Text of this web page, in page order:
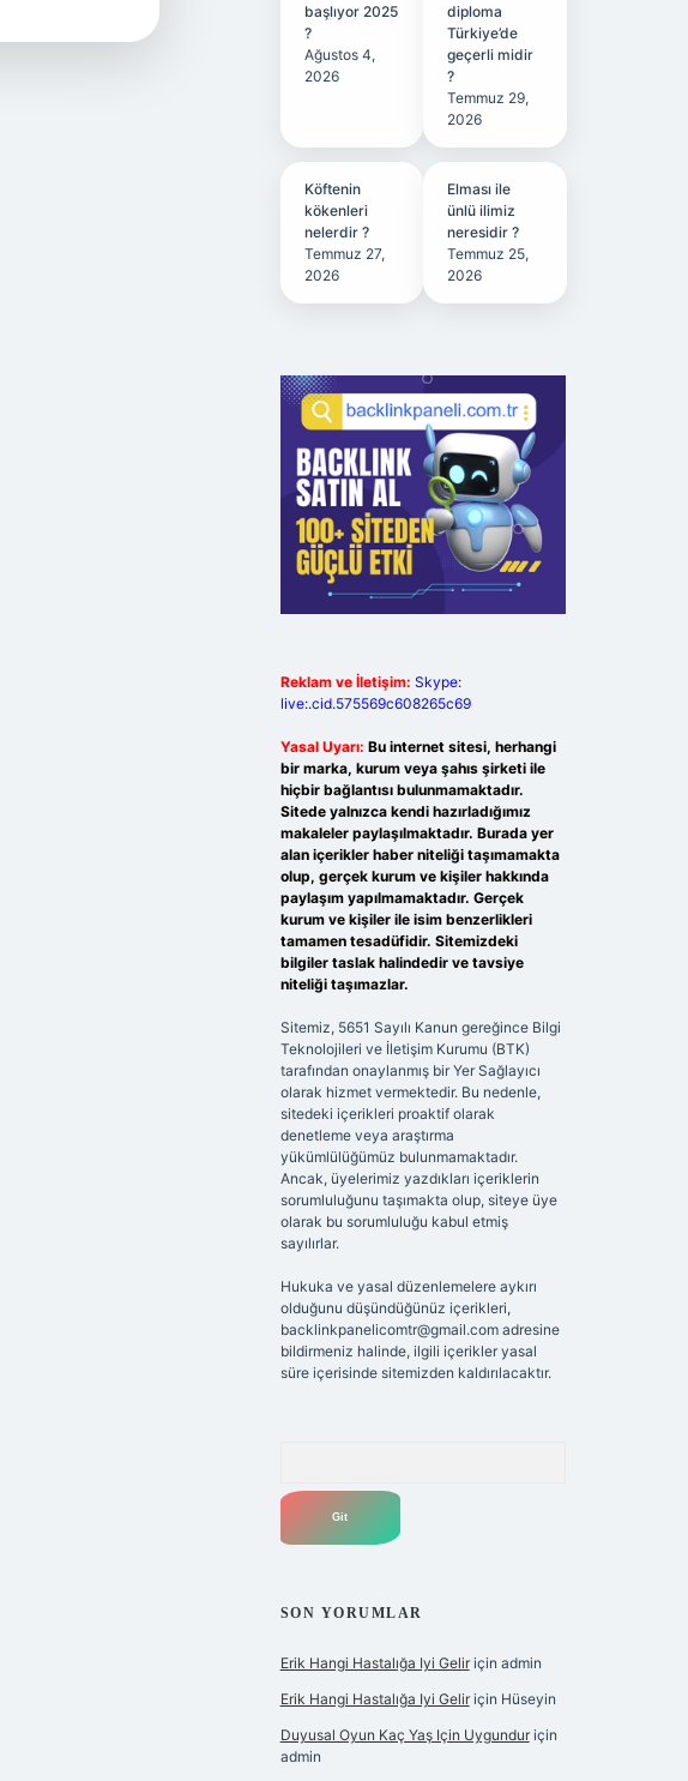
başlıyor 2025
?
Ağustos 4,
2026
diploma
Türkiye’de
geçerli midir
?
Temmuz 29,
2026
Köftenin
kökenleri
nelerdir ?
Temmuz 27,
2026
Elması ile
ünlü ilimiz
neresidir ?
Temmuz 25,
2026
Reklam ve İletişim: Skype:
live:.cid.575569c608265c69
Yasal Uyarı: Bu internet sitesi, herhangi
bir marka, kurum veya şahıs şirketi ile
hiçbir bağlantısı bulunmamaktadır.
Sitede yalnızca kendi hazırladığımız
makaleler paylaşılmaktadır. Burada yer
alan içerikler haber niteliği taşımamakta
olup, gerçek kurum ve kişiler hakkında
paylaşım yapılmamaktadır. Gerçek
kurum ve kişiler ile isim benzerlikleri
tamamen tesadüfidir. Sitemizdeki
bilgiler taslak halindedir ve tavsiye
niteliği taşımazlar.
Sitemiz, 5651 Sayılı Kanun gereğince Bilgi
Teknolojileri ve İletişim Kurumu (BTK)
tarafından onaylanmış bir Yer Sağlayıcı
olarak hizmet vermektedir. Bu nedenle,
sitedeki içerikleri proaktif olarak
denetleme veya araştırma
yükümlülüğümüz bulunmamaktadır.
Ancak, üyelerimiz yazdıkları içeriklerin
sorumluluğunu taşımakta olup, siteye üye
olarak bu sorumluluğu kabul etmiş
sayılırlar.
Hukuka ve yasal düzenlemelere aykırı
olduğunu düşündüğünüz içerikleri,
backlinkpanelicomtr@gmail.comadresine
bildirmeniz halinde, ilgili içerikler yasal
süre içerisinde sitemizden kaldırılacaktır.
SON YORUMLAR
Erik Hangi Hastalığa Iyi Geliriçin admin
Erik Hangi Hastalığa Iyi Geliriçin Hüseyin
Duyusal Oyun Kaç Yaş Için Uygunduriçin
admin